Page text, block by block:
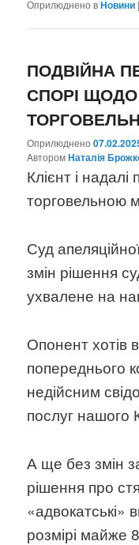
Оприлюднено вНовини
ПОДВІЙНА
СПОРІ ЩОДО
Оприлюднено
AвторомНаталія
Клієнт і
торговельною
Суд
змін рішення
ухвалене на
Опонент хотів
попереднього
недійсним
послуг нашого
А ще без змін
рішення про
«адвокатські»
розмірі майже